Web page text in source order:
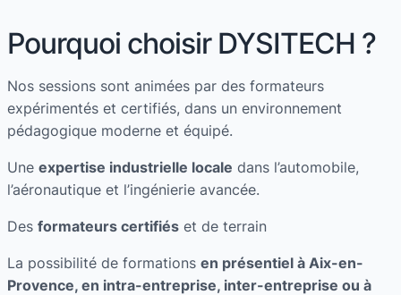
Pourquoi choisir DYSITECH ?
Nos sessions sont animées par des formateurs
expérimentés et certifiés, dans un environnement
pédagogique moderne et équipé.
Une expertise industrielle locale dans l’automobile,
l’aéronautique et l’ingénierie avancée.
Des formateurs certifiés et de terrain
La possibilité de formations en présentiel à Aix-en-
Provence, en intra-entreprise, inter-entreprise ou à